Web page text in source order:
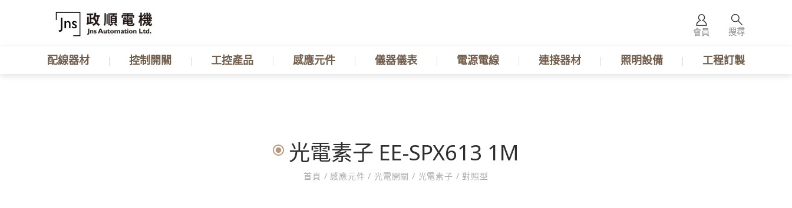
會員 搜尋
配線器材 控制開關 工控產品 感應元件 儀器儀表 電源電線 連接器材 照明設備 工程訂製
光電素子 EE-SPX613 1M
首頁 / 感應元件/ 光電開關 / 光電素子 / 對照型